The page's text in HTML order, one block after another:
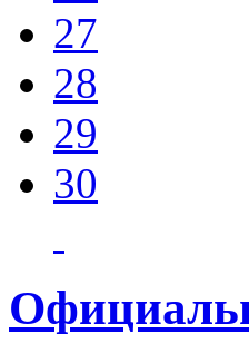
27
28
29
30